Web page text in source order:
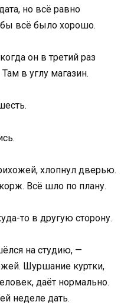
но всё равно
всё было хорошо.
он в третий раз
в углу магазин.
хлопнул дверью.
Всё шло по плану.
то в другую сторону.
на студию, —
Шуршание куртки,
даёт нормально.
неделе дать.